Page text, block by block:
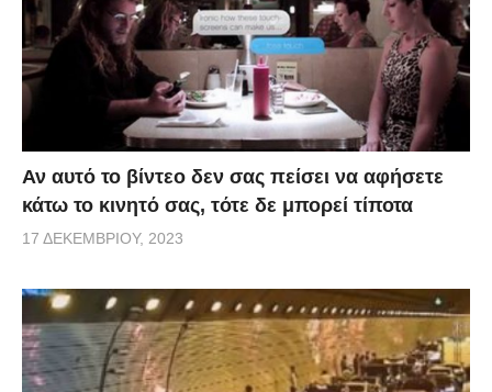
Αν αυτό το βίντεο δεν σας πείσει να αφήσετε
κάτω το κινητό σας, τότε δε μπορεί τίποτα
17 ΔΕΚΕΜΒΡΊΟΥ, 2023